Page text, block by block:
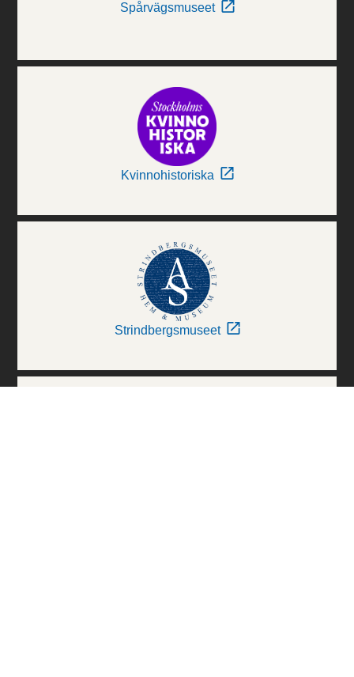
Spårvägsmuseet
Kvinnohistoriska
Strindbergsmuseet